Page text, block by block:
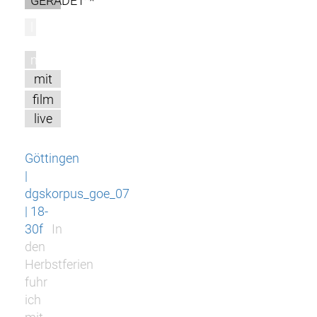
m
mit
film
live
Göttingen
|
dgskorpus_goe_07
| 18-
30f
In
den
Herbstferien
fuhr
ich